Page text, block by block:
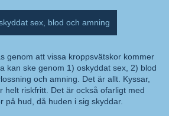
sex, blod och amning
genom att vissa kroppsvätskor kommer
kan ske genom 1) oskyddat sex, 2) blod
och amning. Det är allt. Kyssar,
helt riskfritt. Det är också ofarligt med
på hud, då huden i sig skyddar.